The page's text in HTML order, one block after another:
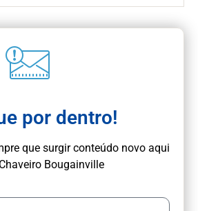
por dentro!
que surgir conteúdo novo aqui
Bougainville